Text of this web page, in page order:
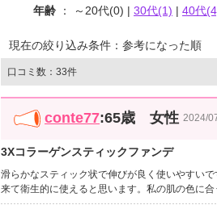
年齢 ： ～20代(0) | 30代(1) | 40代
現在の絞り込み条件：参考になった順
口コミ数：33件
conte77:65歳 女性 2024/
3Xコラーゲンスティックファンデ
滑らかなスティック状で伸びが良く使いやすい
来て衛生的に使えると思います。私の肌の色に